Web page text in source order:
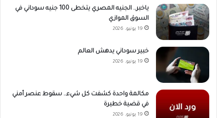
ياخبر.. الجنيه المصري يتخطى 100 جنيه سوداني في
السوق الموازي
19 يونيو، 2026
خبير سوداني يدهش العالم
19 يونيو، 2026
مكالمة واحدة كشفت كل شيء.. سقوط عنصر أمني
في قضية خطيرة
19 يونيو، 2026